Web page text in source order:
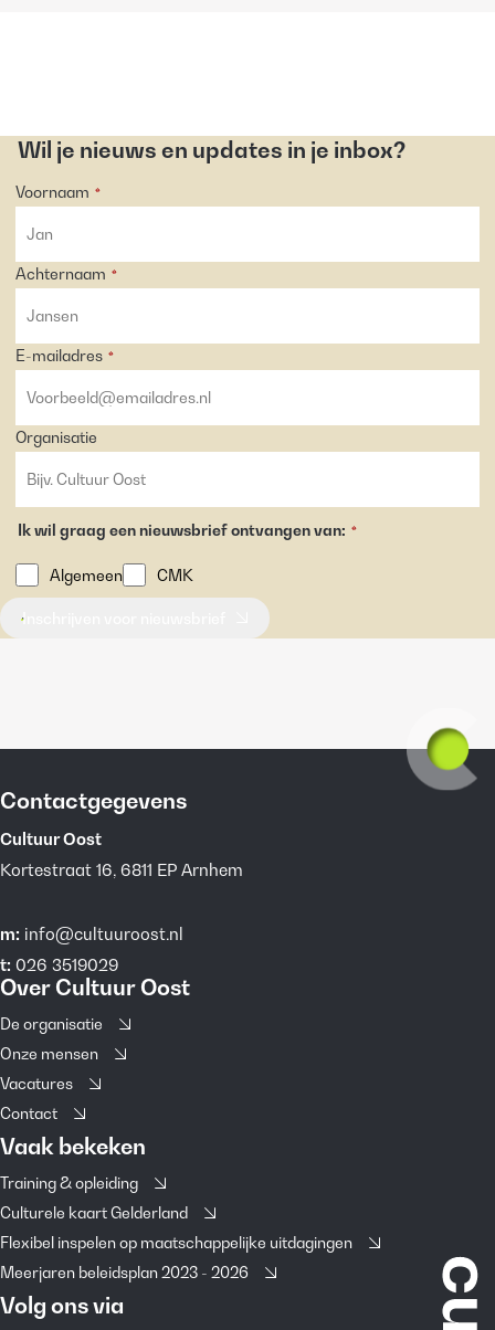
Wil je nieuws en updates in je inbox?
Voornaam *
Achternaam *
E-mailadres *
Organisatie
Ik wil graag een nieuwsbrief ontvangen van: *
Algemeen CMK
Inschrijven voor nieuwsbrief
Contactgegevens
Cultuur Oost
Kortestraat 16, 6811 EP Arnhem
m: info@cultuuroost.nl
t: 026 3519029
Over Cultuur Oost
De organisatie
Onze mensen
Vacatures
Contact
Vaak bekeken
Training & opleiding
Culturele kaart Gelderland
Flexibel inspelen op maatschappelijke uitdagingen
Meerjaren beleidsplan 2023 - 2026
Volg ons via